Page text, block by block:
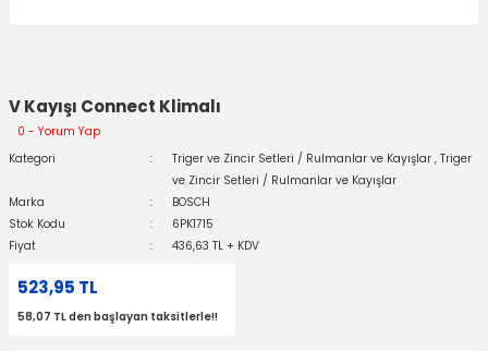
V Kayışı Connect Klimalı
0 - Yorum Yap
Kategori
Triger ve Zincir Setleri / Rulmanlar ve Kayışlar , Triger
ve Zincir Setleri / Rulmanlar ve Kayışlar
Marka
BOSCH
Stok Kodu
6PK1715
Fiyat
436,63 TL + KDV
523,95 TL
58,07 TL den başlayan taksitlerle!!